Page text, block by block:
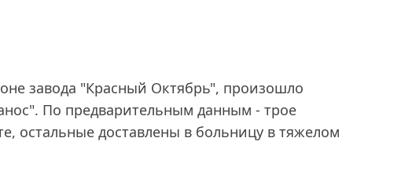
завода "Красный Октябрь", произошло
По предварительным данным - трое
остальные доставлены в больницу в тяжелом